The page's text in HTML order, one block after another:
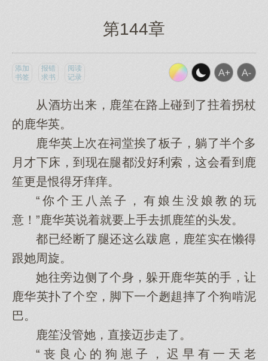
第144章
添加
书签
报错
求书
阅读
记录
从酒坊出来，鹿笙在路上碰到了拄着拐杖
的鹿华英。
鹿华英上次在祠堂挨了板子，躺了半个多
月才下床，到现在腿都没好利索，这会看到鹿
笙更是恨得牙痒痒。
“你个王八羔子，有娘生没娘教的玩
意！”鹿华英说着就要上手去抓鹿笙的头发。
都已经断了腿还这么跋扈，鹿笙实在懒得
跟她周旋。
她往旁边侧了个身，躲开鹿华英的手，让
鹿华英扑了个空，脚下一个趔趄摔了个狗啃泥
巴。
鹿笙没管她，直接迈步走了。
“丧良心的狗崽子，迟早有一天老